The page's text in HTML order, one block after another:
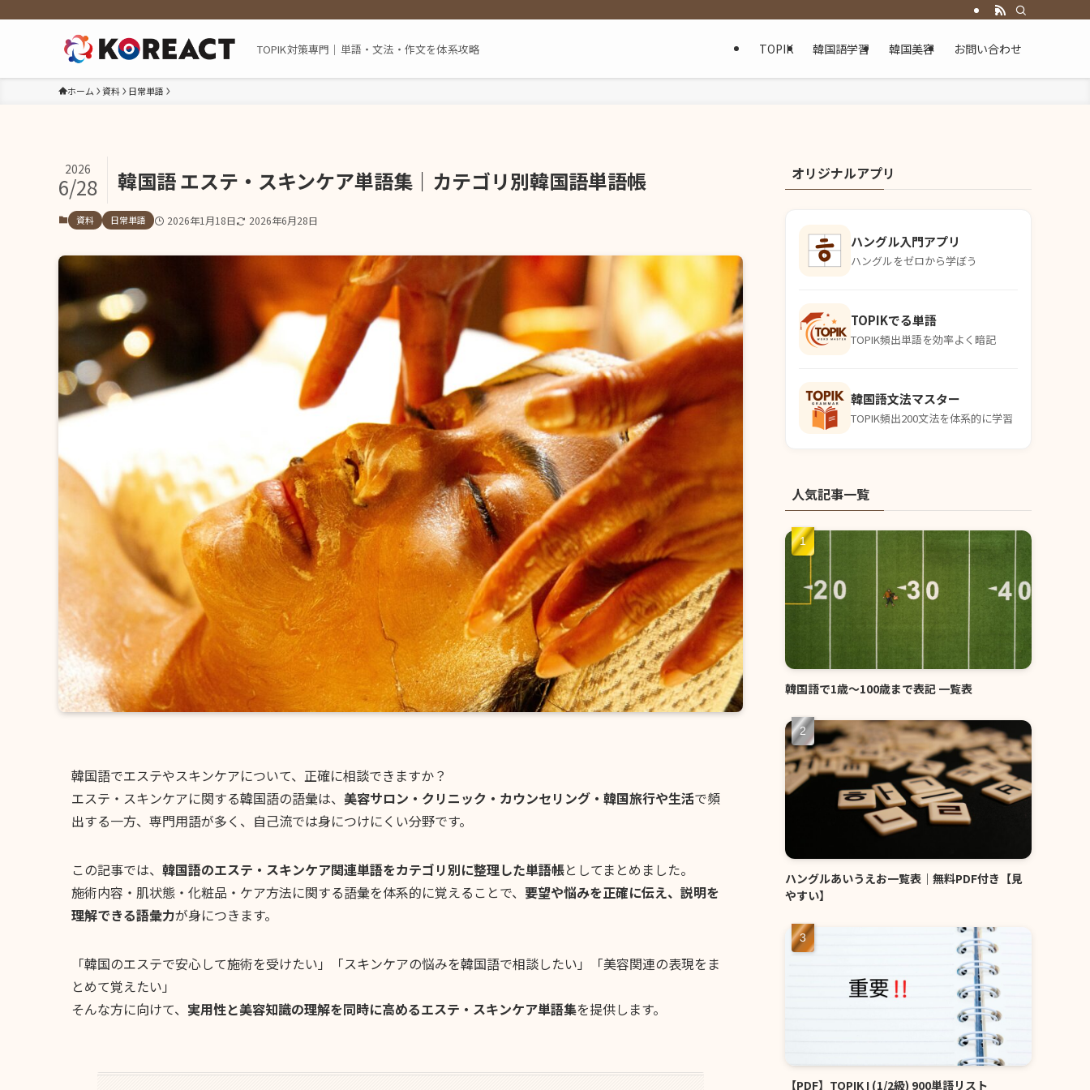
TOPIK対策専門｜単語・文法・作文を体系攻略 TOPIK 韓国語学習 韓国美容 お問い合わせ
ホーム 資料 日常単語
韓国語 エステ・スキンケア単語集｜カテゴリ別韓国語単語帳
2026
6/28
資料 日常単語 2026年1月18日 2026年6月28日
韓国語でエステやスキンケアについて、正確に相談できますか？
エステ・スキンケアに関する韓国語の語彙は、 美容サロン・クリニック・カウンセリング・韓国旅行や生活で頻
出する一方、専門用語が多く、自己流では身につけにくい分野です。
この記事では、 韓国語のエステ・スキンケア関連単語をカテゴリ別に整理した単語帳としてまとめました。
施術内容・肌状態・化粧品・ケア方法に関する語彙を体系的に覚えることで、 要望や悩みを正確に伝え、説明を
理解できる語彙力が身につきます。
「韓国のエステで安心して施術を受けたい」「スキンケアの悩みを韓国語で相談したい」「美容関連の表現をま
とめて覚えたい」
そんな方に向けて、 実用性と美容知識の理解を同時に高めるエステ・スキンケア単語集を提供します。
オリジナルアプリ
ハングル入門アプリ
ハングルをゼロから学ぼう
TOPIKでる単語
TOPIK頻出単語を効率よく暗記
韓国語文法マスター
TOPIK頻出200文法を体系的に学習
人気記事一覧
韓国語で1歳〜100歳まで表記 一覧表
ハングルあいうえお一覧表｜無料PDF付き【見
やすい】
【PDF】TOPIK I (1/2級) 900単語リスト